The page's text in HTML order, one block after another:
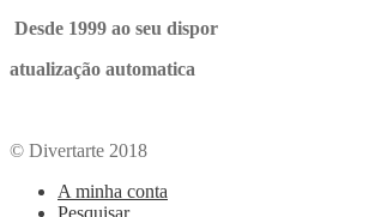
Desde 1999 ao seu dispor
atualização automatica
© Divertarte 2018
A minha conta
Pesquisar